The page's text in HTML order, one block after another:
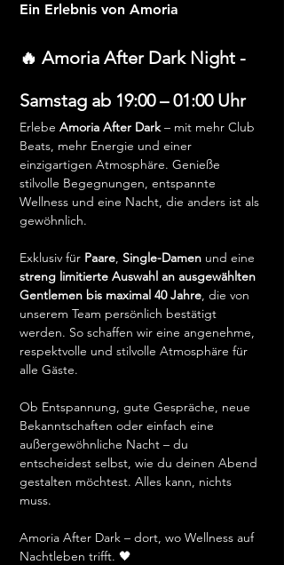
Ein Erlebnis von Amoria
🔥 Amoria After Dark Night -
Samstag ab 19:00 – 01:00 Uhr
Erlebe Amoria After Dark – mit mehr Club
Beats, mehr Energie und einer
einzigartigen Atmosphäre. Genieße
stilvolle Begegnungen, entspannte
Wellness und eine Nacht, die anders ist als
gewöhnlich.
Exklusiv für Paare, Single-Damen und eine
streng limitierte Auswahl an ausgewählten
Gentlemen bis maximal 40 Jahre, die von
unserem Team persönlich bestätigt
werden. So schaffen wir eine angenehme,
respektvolle und stilvolle Atmosphäre für
alle Gäste.
Ob Entspannung, gute Gespräche, neue
Bekanntschaften oder einfach eine
außergewöhnliche Nacht – du
entscheidest selbst, wie du deinen Abend
gestalten möchtest. Alles kann, nichts
muss.
Amoria After Dark – dort, wo Wellness auf
Nachtleben trifft. 🖤